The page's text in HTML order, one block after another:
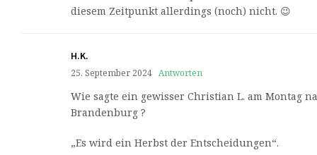
diesem Zeitpunkt allerdings (noch) nicht. 😉
H.K.
25. September 2024 Antworten
Wie sagte ein gewisser Christian L. am Montag
Brandenburg ?
„Es wird ein Herbst der Entscheidungen“.